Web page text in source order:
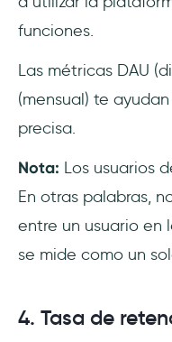
funciones.
Las métricas DAU
(mensual) te
precisa.
Nota: Los usuarios
En otras palabras,
entre un usuario en
se mide como un
4. Tasa de